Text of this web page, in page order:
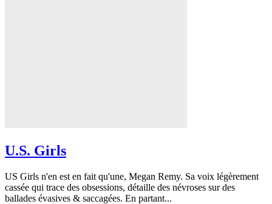
U.S. Girls
US Girls n'en est en fait qu'une, Megan Remy. Sa voix légèrement
cassée qui trace des obsessions, détaille des névroses sur des
ballades évasives & saccagées. En partant...